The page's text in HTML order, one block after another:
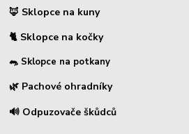
🦊 Sklopce na kuny
🐈 Sklopce na kočky
🐀 Sklopce na potkany
🌿 Pachové ohradníky
🔊 Odpuzovače škůdců